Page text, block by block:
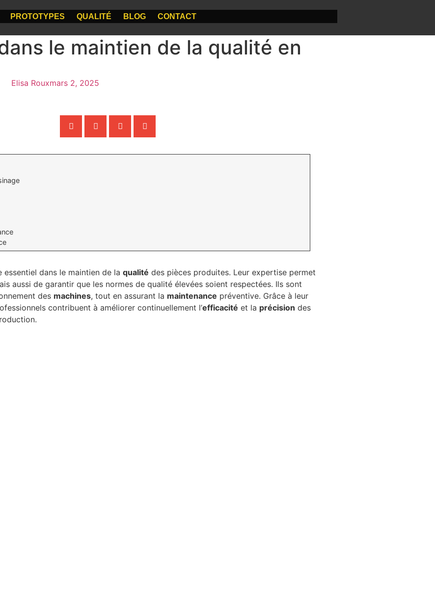
PROTOTYPES QUALITÉ BLOG CONTACT
le maintien de la qualité en
Elisa Rouxmars 2, 2025
essentiel dans le maintien de la qualité des pièces produites. Leur expertise permet
aussi de garantir que les normes de qualité élevées soient respectées. Ils sont
des machines, tout en assurant la maintenance préventive. Grâce à leur
contribuent à améliorer continuellement l’efficacité et la précision des